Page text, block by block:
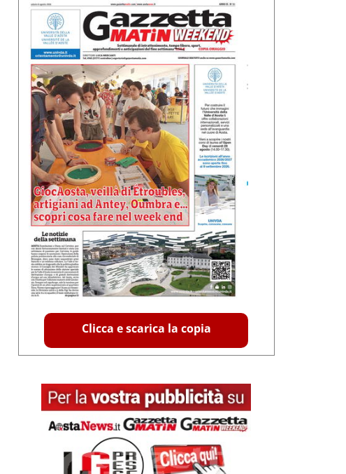
Clicca e scarica la copia